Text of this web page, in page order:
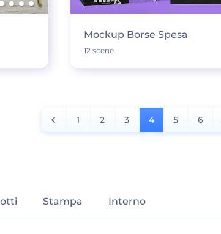
Mockup Borse Spesa
12 scene
1 2 3 4 5 6
Stampa Interno